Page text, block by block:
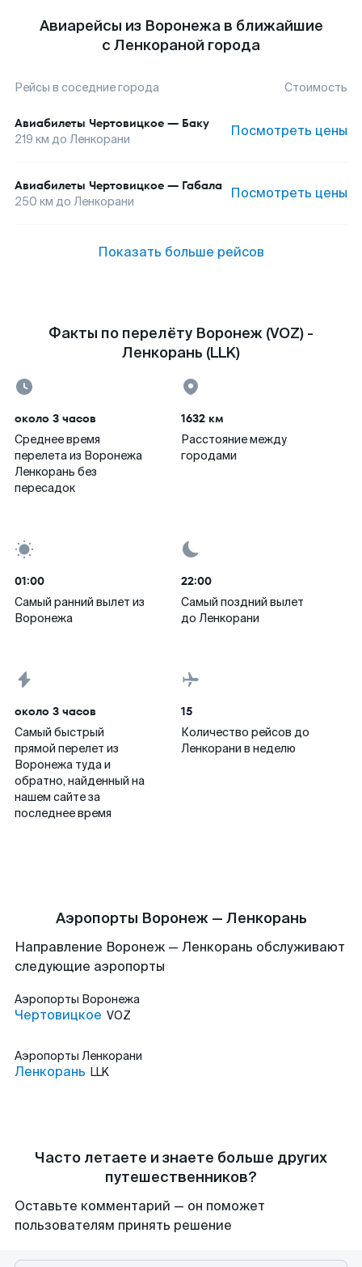
Авиарейсы из Воронежа в ближайшие
с Ленкораной города
Рейсы в соседние города Стоимость
Авиабилеты Чертовицкое — Баку
219 км до Ленкорани Посмотреть цены
Авиабилеты Чертовицкое — Габала
250 км до Ленкорани Посмотреть цены
Показать больше рейсов
Факты по перелёту Воронеж (VOZ) -
Ленкорань (LLK)
около 3 часов
Среднее время
перелета из Воронежа
Ленкорань без
пересадок
1632 км
Расстояние между
городами
01:00
Самый ранний вылет из
Воронежа
22:00
Самый поздний вылет
до Ленкорани
около 3 часов
Самый быстрый
прямой перелет из
Воронежа туда и
обратно, найденный на
нашем сайте за
последнее время
15
Количество рейсов до
Ленкорани в неделю
Аэропорты Воронеж — Ленкорань
Направление Воронеж — Ленкорань обслуживают
следующие аэропорты
Аэропорты Воронежа
Чертовицкое VOZ
Аэропорты Ленкорани
Ленкорань LLK
Часто летаете и знаете больше других
путешественников?
Оставьте комментарий — он поможет
пользователям принять решение